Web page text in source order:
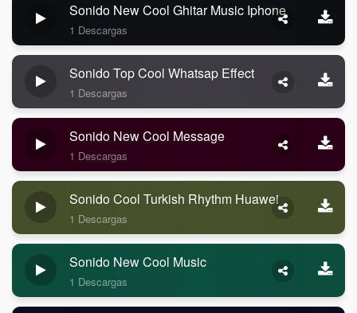
Sonido New Cool Ghitar Music Iphone
1 Descargas
Sonido Top Cool Whatsap Effect
1 Descargas
Sonido New Cool Message
1 Descargas
Sonido Cool Turkish Rhythm Huawei
1 Descargas
Sonido New Cool Music
1 Descargas